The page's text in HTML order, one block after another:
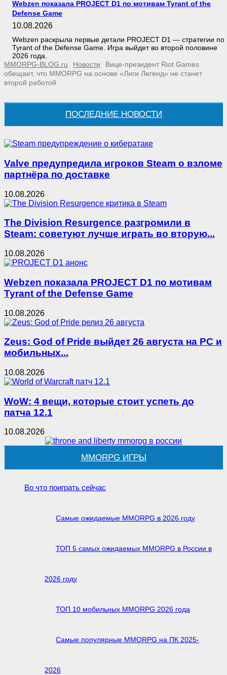
Webzen показала PROJECT D1 по мотивам Tyrant of the
Defense Game
10.08.2026
Webzen раскрыла первые детали PROJECT D1 — стратегии по
Tyrant of the Defense Game. Игра выйдет во второй половине
2026 года.
MMORPG-BLOG.ru
Новости
Вице-президент Riot Games
обещает, что MMORPG на основе «Лиги Легенд» не станет
второй работой
ПОСЛЕДНИЕ НОВОСТИ
Valve предупредила игроков Steam о взломе
партнёра по доставке
10.08.2026
The Division Resurgence разгромили в
Steam: советуют лучше играть во вторую...
10.08.2026
Webzen показала PROJECT D1 по мотивам
Tyrant of the Defense Game
10.08.2026
Zeus: God of Pride выйдет 26 августа на PC и
мобильных...
10.08.2026
WoW: 4 вещи, которые стоит успеть до
патча 12.1
10.08.2026
MMORPG ИГРЫ
Во что поиграть сейчас
Самые ожидаемые MMORPG в 2026 году
ТОП 5 самых ожидаемых MMORPG в России в
2026 году
ТОП 10 мобильных MMORPG 2026 года
Самые популярные MMORPG на ПК 2025-
2026